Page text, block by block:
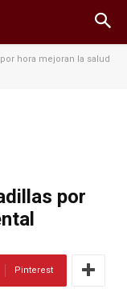
hora mejoran la salud
por
Pinterest